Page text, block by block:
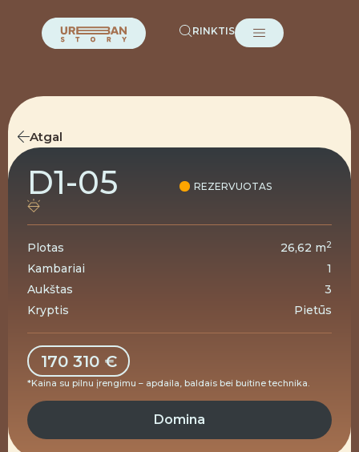
RINKTIS
Atgal
D1-05 REZERVUOTAS
Plotas 26,62 m2
Kambariai
1
Aukštas
3
Kryptis
Pietūs
170 310 €
*Kaina su pilnu įrengimu – apdaila, baldais bei buitine technika.
Domina